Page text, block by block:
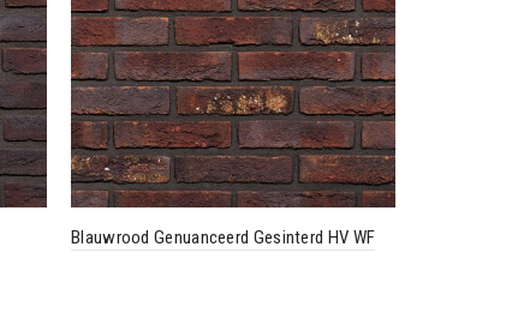
Blauwrood Genuanceerd Gesinterd HV WF